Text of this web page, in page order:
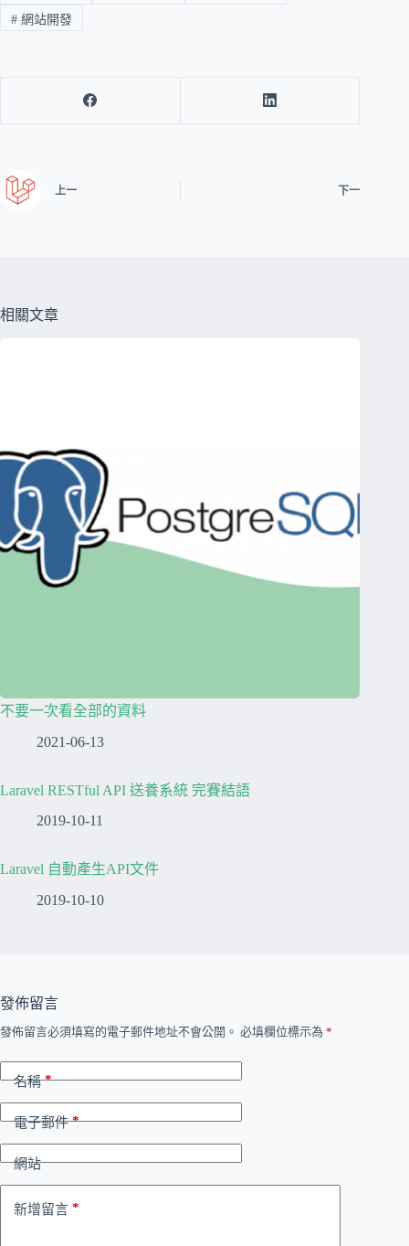
#網站開發
上一 下一
相關文章
不要一次看全部的資料
2021-06-13
Laravel RESTful API 送養系統 完賽結語
2019-10-11
Laravel 自動產生API文件
2019-10-10
發佈留言
發佈留言必須填寫的電子郵件地址不會公開。 必填欄位標示為 *
名稱*
電子郵件*
網站
新增留言 *